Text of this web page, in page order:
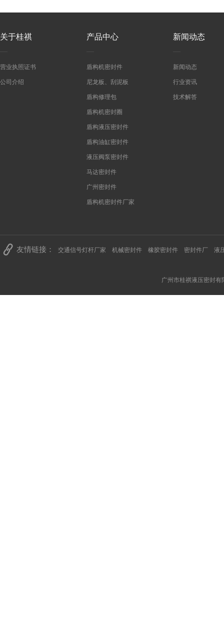
关于桂祺
营业执照证书
公司介绍
产品中心
盾构机密封件
尼龙板、刮泥板
盾构修理包
盾构机密封圈
盾构液压密封件
盾构油缸密封件
液压阀泵密封件
马达密封件
广州密封件
盾构机密封件厂家
新闻动态
新闻动态
行业资讯
技术解答
友情链接： 交通信号灯杆厂家 机械密封件 橡胶密封件 密封件厂 液
广州市桂祺液压密封有